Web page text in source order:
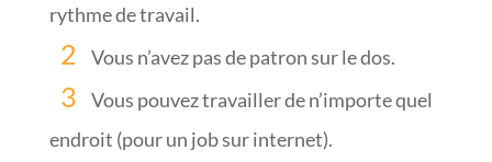
rythme de travail.
Vous n’avez pas de patron sur le dos.
Vous pouvez travailler de n’importe quel
endroit (pour un job sur internet).